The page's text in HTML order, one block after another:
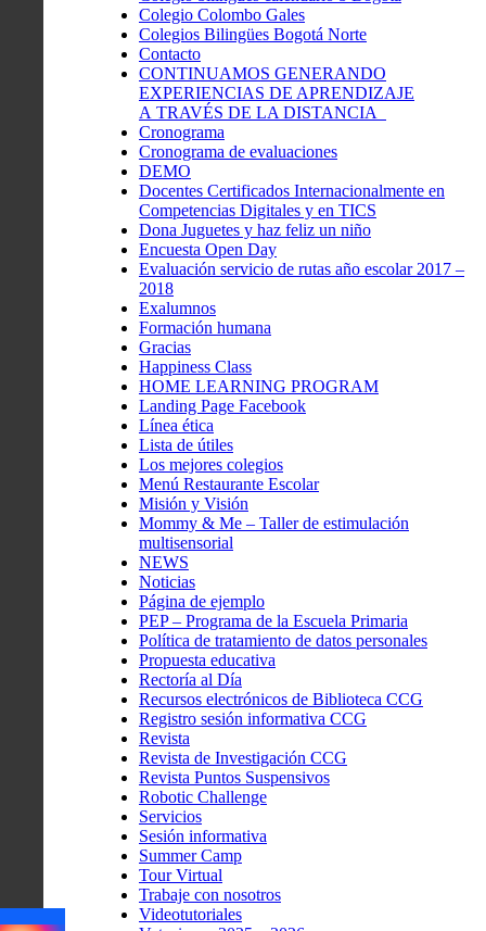
Colegio Colombo Gales
Colegios Bilingües Bogotá Norte
Contacto
CONTINUAMOS GENERANDO
EXPERIENCIAS DE APRENDIZAJE
A TRAVÉS DE LA DISTANCIA
Cronograma
Cronograma de evaluaciones
DEMO
Docentes Certificados Internacionalmente en
Competencias Digitales y en TICS
Dona Juguetes y haz feliz un niño
Encuesta Open Day
Evaluación servicio de rutas año escolar 2017 –
2018
Exalumnos
Formación humana
Gracias
Happiness Class
HOME LEARNING PROGRAM
Landing Page Facebook
Línea ética
Lista de útiles
Los mejores colegios
Menú Restaurante Escolar
Misión y Visión
Mommy & Me – Taller de estimulación
multisensorial
NEWS
Noticias
Página de ejemplo
PEP – Programa de la Escuela Primaria
Política de tratamiento de datos personales
Propuesta educativa
Rectoría al Día
Recursos electrónicos de Biblioteca CCG
Registro sesión informativa CCG
Revista
Revista de Investigación CCG
Revista Puntos Suspensivos
Robotic Challenge
Servicios
Sesión informativa
Summer Camp
Tour Virtual
Trabaje con nosotros
Videotutoriales